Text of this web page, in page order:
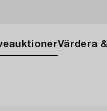
Värdera